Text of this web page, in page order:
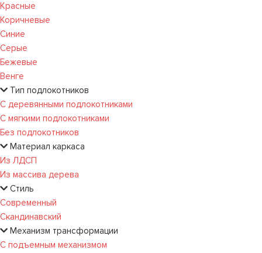
Красные
Коричневые
Синие
Серые
Бежевые
Венге
Тип подлокотников
С деревянными подлокотниками
С мягкими подлокотниками
Без подлокотников
Материал каркаса
Из ЛДСП
Из массива дерева
Стиль
Современный
Скандинавский
Механизм трансформации
С подъемным механизмом